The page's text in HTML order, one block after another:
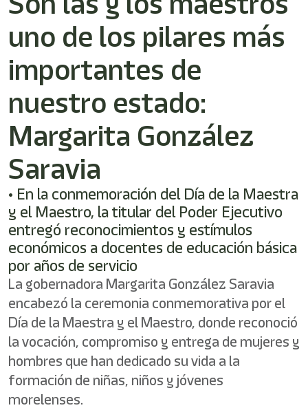
activates
screen
help
you
navigate
and
interact
the
content.
uno de los pilares más
importantes de
nuestro estado:
Margarita González
Saravia
• En la conmemoración del Día de la Maestra
y el Maestro, la titular del Poder Ejecutivo
entregó reconocimientos y estímulos
económicos a docentes de educación básica
por años de servicio
La gobernadora Margarita González Saravia
encabezó la ceremonia conmemorativa por el
Día de la Maestra y el Maestro, donde reconoció
la vocación, compromiso y entrega de mujeres y
hombres que han dedicado su vida a la
formación de niñas, niños y jóvenes
morelenses.